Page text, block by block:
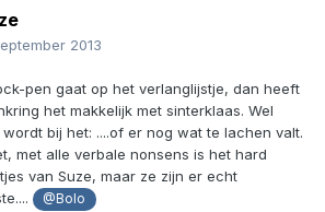
2013
pen gaat op het verlanglijstje, dan heeft
het makkelijk met sinterklaas. Wel
bij het: ....of er nog wat te lachen valt.
met alle verbale nonsens is het hard
van Suze, maar ze zijn er echt
@Bolo